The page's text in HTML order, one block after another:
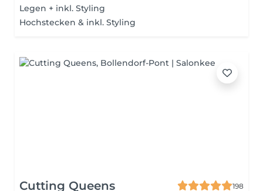
Legen + inkl. Styling
Hochstecken & inkl. Styling
Cutting Queens
198